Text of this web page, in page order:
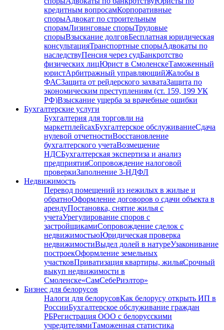
кредитным вопросамКорпоративные
спорыАдвокат по строительным
спорамЛизинговые спорыТрудовые
спорыВзыскание долговБесплатная юридическая
консультацияТранспортные спорыАдвокаты по
наследствуПенсия через судБанкротство
физических лицЮрист в СмоленскеТаможенный
юристАрбитражный управляющийЖалобы в
ФАСЗащита от рейдерского захватаЗащита по
экономическим преступлениям (ст. 159, 199 УК
РФ)Взыскание ущерба за врачебные ошибки
Бухгалтерские услуги
Бухгалтерия для торговли на
маркетплейсахБухгалтерское обслуживаниеСдача
нулевой отчетностиВосстановление
бухгалтерского учетаВозмещение
НДСБухгалтерская экспертиза и анализ
предприятияСопровождение налоговой
проверкиЗаполнение 3-НДФЛ
Недвижимость
Перевод помещений из нежилых в жилые и
обратноОформление договоров о сдачи объекта в
арендуПостановка, снятие жилья с
учетаУрегулирование споров с
застройщикамиСопровождение сделок с
недвижимостьюЮридическая проверка
недвижимостиВыдел долей в натуреУзаконивание
построекОформление земельных
участковПриватизация квартиры, жильяСрочный
выкуп недвижимости в
Cмоленске«СамСебеРиэлтор»
Бизнес для белорусов
Налоги для белорусовКак белорусу открыть ИП в
РоссииБухгалтерское обслуживание граждан
РБРегистрация ООО с белорусскими
учредителямиТаможенная статистика